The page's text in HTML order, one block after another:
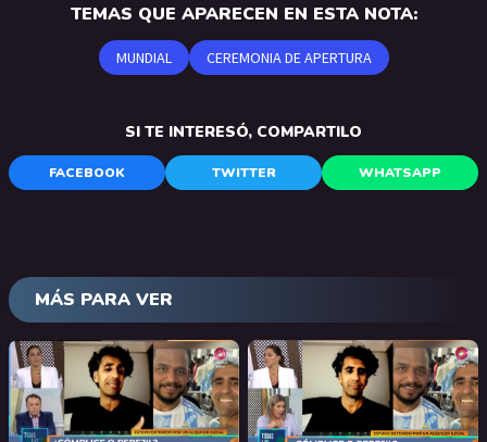
TEMAS QUE APARECEN EN ESTA NOTA:
MUNDIAL CEREMONIA DE APERTURA
SI TE INTERESÓ, COMPARTILO
FACEBOOK TWITTER WHATSAPP
MÁS PARA VER